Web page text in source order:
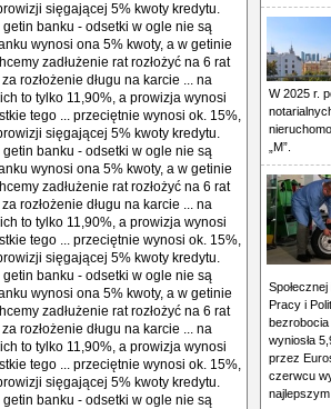
sięgającej 5% kwoty kredytu.
banku - odsetki w ogle nie są
wynosi ona 5% kwoty, a w getinie
zadłużenie rat rozłożyć na 6 rat
rozłożenie długu na karcie ... na
to tylko 11,90%, a prowizja wynosi
tego ... przeciętnie wynosi ok. 15%,
sięgającej 5% kwoty kredytu.
banku - odsetki w ogle nie są
wynosi ona 5% kwoty, a w getinie
zadłużenie rat rozłożyć na 6 rat
rozłożenie długu na karcie ... na
to tylko 11,90%, a prowizja wynosi
tego ... przeciętnie wynosi ok. 15%,
sięgającej 5% kwoty kredytu.
banku - odsetki w ogle nie są
wynosi ona 5% kwoty, a w getinie
zadłużenie rat rozłożyć na 6 rat
rozłożenie długu na karcie ... na
to tylko 11,90%, a prowizja wynosi
tego ... przeciętnie wynosi ok. 15%,
sięgającej 5% kwoty kredytu.
banku - odsetki w ogle nie są
W 2025 r.
„M”.
Pracy i
wyniosła
przez
czerwcu